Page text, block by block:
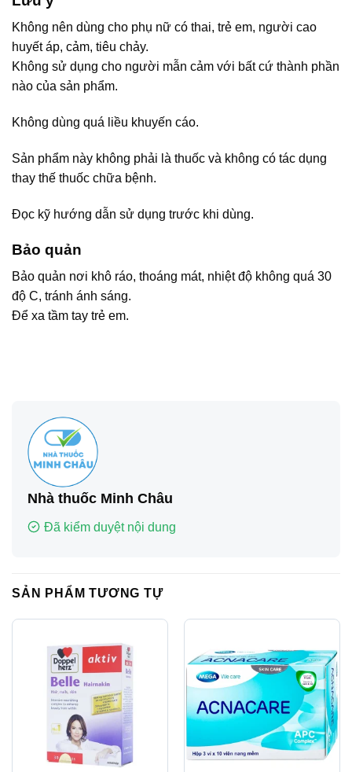
Không nên dùng cho phụ nữ có thai, trẻ em, người cao
huyết áp, cảm, tiêu chảy.
Không sử dụng cho người mẫn cảm với bất cứ thành phần
nào của sản phẩm.
Không dùng quá liều khuyến cáo.
Sản phẩm này không phải là thuốc và không có tác dụng
thay thế thuốc chữa bệnh.
Đọc kỹ hướng dẫn sử dụng trước khi dùng.
Bảo quản
Bảo quản nơi khô ráo, thoáng mát, nhiệt độ không quá 30
độ C, tránh ánh sáng.
Để xa tầm tay trẻ em.
Nhà thuốc Minh Châu
Đã kiểm duyệt nội dung
SẢN PHẨM TƯƠNG TỰ